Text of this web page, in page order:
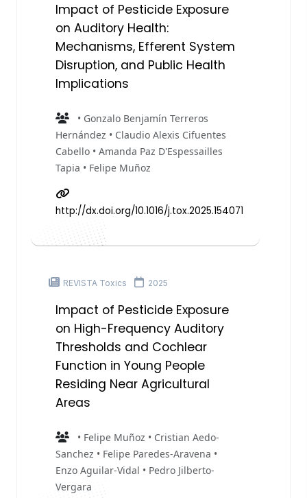
Impact of Pesticide Exposure
on Auditory Health:
Mechanisms, Efferent System
Disruption, and Public Health
Implications
• Gonzalo Benjamín Terreros
Hernández • Claudio Alexis Cifuentes
Cabello • Amanda Paz D'Espessailles
Tapia • Felipe Muñoz
http://dx.doi.org/10.1016/j.tox.2025.154071
REVISTA Toxics 2025
Impact of Pesticide Exposure
on High-Frequency Auditory
Thresholds and Cochlear
Function in Young People
Residing Near Agricultural
Areas
• Felipe Muñoz • Cristian Aedo-
Sanchez • Felipe Paredes-Aravena •
Enzo Aguilar-Vidal • Pedro Jilberto-
Vergara